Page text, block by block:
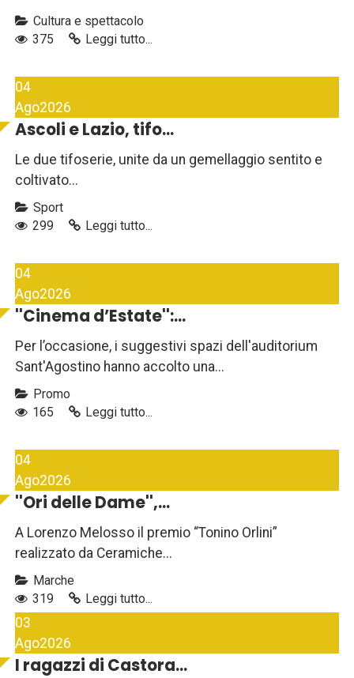
Cultura e spettacolo
375
Leggi tutto...
04
Ago2026
Ascoli e Lazio, tifo...
Le due tifoserie, unite da un gemellaggio sentito e
coltivato...
Sport
299
Leggi tutto...
04
Ago2026
''Cinema d’Estate'':...
Per l’occasione, i suggestivi spazi dell'auditorium
Sant'Agostino hanno accolto una...
Promo
165
Leggi tutto...
04
Ago2026
''Ori delle Dame'',...
A Lorenzo Melosso il premio “Tonino Orlini”
realizzato da Ceramiche...
Marche
319
Leggi tutto...
03
Ago2026
I ragazzi di Castora...